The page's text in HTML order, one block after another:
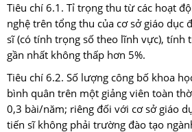
Tiêu chí 6.1. Tỉ trọng thu từ các hoạt
nghệ trên tổng thu của cơ sở giáo dục
sĩ (có tính trọng số theo lĩnh vực), tính
gần nhất không thấp hơn 5%.
Tiêu chí 6.2. Số lượng công bố khoa
bình quân trên một giảng viên toàn
0,3 bài/năm; riêng đối với cơ sở giáo
tiến sĩ không phải trường đào tạo